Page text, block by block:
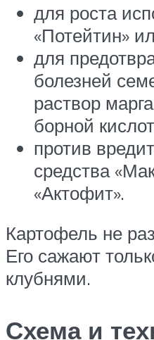
для роста
«Потейтин»
для
болезней
раствор
борной
против
средства
«Актофит».
Картофель не
Его сажают
клубнями.
Схема и